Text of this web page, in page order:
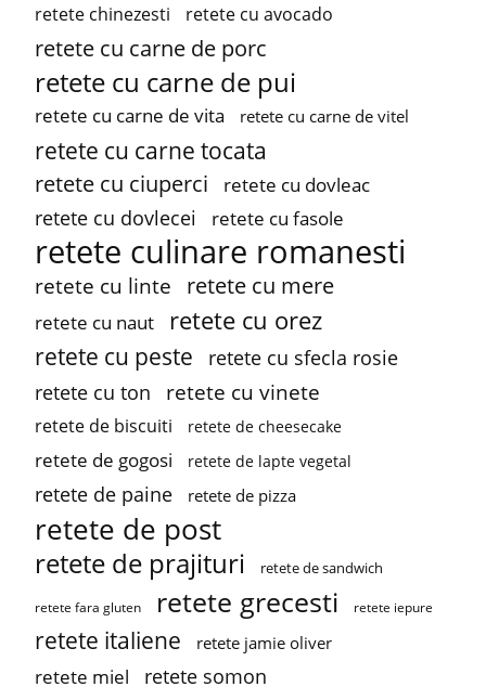
retete chinezesti retete cu avocado
retete cu carne de porc
retete cu carne de pui
retete cu carne de vita retete cu carne de vitel
retete cu carne tocata
retete cu ciuperci retete cu dovleac
retete cu dovlecei retete cu fasole
retete culinare romanesti
retete cu linte retete cu mere
retete cu naut
retete cu orez
retete cu peste
retete cu sfecla rosie
retete cu ton
retete cu vinete
retete de biscuiti retete de cheesecake
retete de gogosi retete de lapte vegetal
retete de paine retete de pizza
retete de post
retete de prajituri retete de sandwich
retete fara gluten retete grecesti retete iepure
retete italiene retete jamie oliver
retete miel retete somon